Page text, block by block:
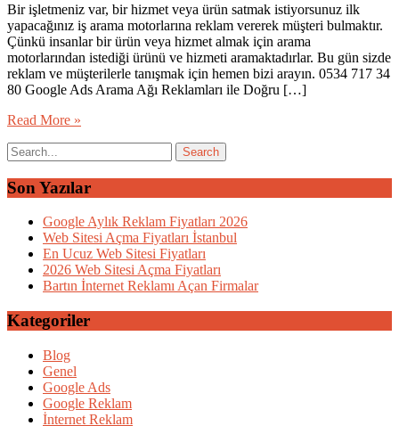
Bir işletmeniz var, bir hizmet veya ürün satmak istiyorsunuz ilk
yapacağınız iş arama motorlarına reklam vererek müşteri bulmaktır.
Çünkü insanlar bir ürün veya hizmet almak için arama
motorlarından istediği ürünü ve hizmeti aramaktadırlar. Bu gün sizde
reklam ve müşterilerle tanışmak için hemen bizi arayın. 0534 717 34
80 Google Ads Arama Ağı Reklamları ile Doğru […]
Read More »
Son Yazılar
Google Aylık Reklam Fiyatları 2026
Web Sitesi Açma Fiyatları İstanbul
En Ucuz Web Sitesi Fiyatları
2026 Web Sitesi Açma Fiyatları
Bartın İnternet Reklamı Açan Firmalar
Kategoriler
Blog
Genel
Google Ads
Google Reklam
İnternet Reklam